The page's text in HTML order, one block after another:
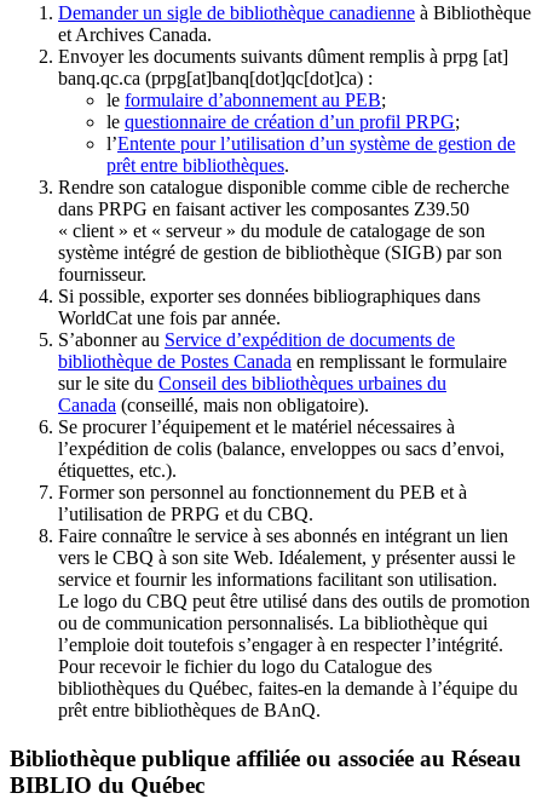
Demander un sigle de bibliothèque canadienne à Bibliothèque
et Archives Canada.
Envoyer les documents suivants dûment remplis à prpg [at]
banq.qc.ca (prpg[at]banq[dot]qc[dot]ca) :
le formulaire d’abonnement au PEB;
le questionnaire de création d’un profil PRPG;
l’Entente pour l’utilisation d’un système de gestion de
prêt entre bibliothèques.
Rendre son catalogue disponible comme cible de recherche
dans PRPG en faisant activer les composantes Z39.50
« client » et « serveur » du module de catalogage de son
système intégré de gestion de bibliothèque (SIGB) par son
fournisseur.
Si possible, exporter ses données bibliographiques dans
WorldCat une fois par année.
S’abonner au Service d’expédition de documents de
bibliothèque de Postes Canada en remplissant le formulaire
sur le site du Conseil des bibliothèques urbaines du
Canada (conseillé, mais non obligatoire).
Se procurer l’équipement et le matériel nécessaires à
l’expédition de colis (balance, enveloppes ou sacs d’envoi,
étiquettes, etc.).
Former son personnel au fonctionnement du PEB et à
l’utilisation de PRPG et du CBQ.
Faire connaître le service à ses abonnés en intégrant un lien
vers le CBQ à son site Web. Idéalement, y présenter aussi le
service et fournir les informations facilitant son utilisation.
Le logo du CBQ peut être utilisé dans des outils de promotion
ou de communication personnalisés. La bibliothèque qui
l’emploie doit toutefois s’engager à en respecter l’intégrité.
Pour recevoir le fichier du logo du Catalogue des
bibliothèques du Québec, faites-en la demande à l’équipe du
prêt entre bibliothèques de BAnQ.
Bibliothèque publique affiliée ou associée au Réseau
BIBLIO du Québec